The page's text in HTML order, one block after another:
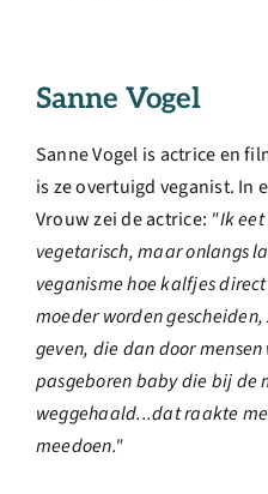
Sanne Vogel
Sanne Vogel is actrice en
is ze overtuigd veganist. In
Vrouw zei de actrice: "Ik
vegetarisch, maar onlangs
veganisme hoe kalfjes
moeder worden
geven, die dan door
pasgeboren baby die bij de
weggehaald...dat raakte
meedoen."